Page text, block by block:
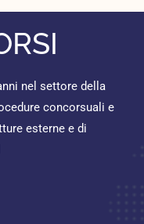
nel settore della
concorsuali e
esterne e di